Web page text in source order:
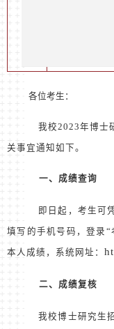
各位考生：
我校2023年博士
关事宜通知如下。
一、成绩查询
即日起，考生可
填写的手机号码，登录
本人成绩，系统网址：
二、成绩复核
我校博士研究生